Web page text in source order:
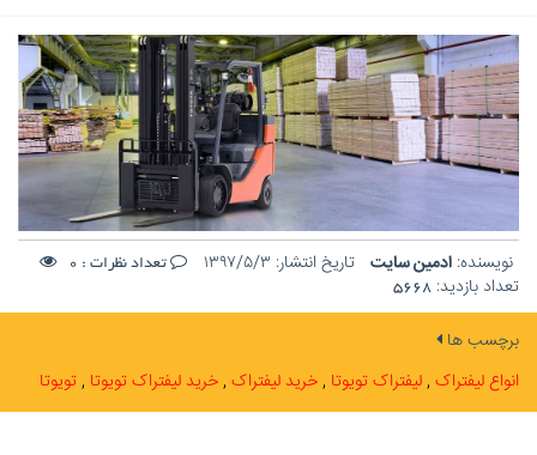
نویسنده: ادمین سایت تاریخ انتشار: ۱۳۹۷/۵/۳ تعداد نظرات : 0
تعداد بازدید: 5668
برچسب ها
انواع لیفتراک لیفتراک تویوتا خرید لیفتراک خرید لیفتراک تویوتا تویوتا